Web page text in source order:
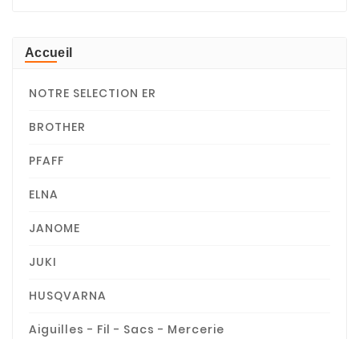
Accueil
NOTRE SELECTION ER
BROTHER
PFAFF
ELNA
JANOME
JUKI
HUSQVARNA
Aiguilles - Fil - Sacs - Mercerie